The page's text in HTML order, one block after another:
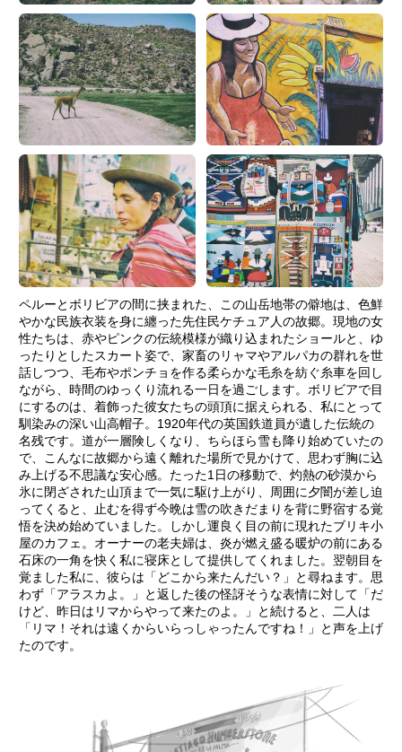
ペルーとボリビアの間に挟まれた、この山岳地帯の僻地は、色鮮
やかな民族衣装を身に纏った先住民ケチュア人の故郷。現地の女
性たちは、赤やピンクの伝統模様が織り込まれたショールと、ゆ
ったりとしたスカート姿で、家畜のリャマやアルパカの群れを世
話しつつ、毛布やポンチョを作る柔らかな毛糸を紡ぐ糸車を回し
ながら、時間のゆっくり流れる一日を過ごします。ボリビアで目
にするのは、着飾った彼女たちの頭頂に据えられる、私にとって
馴染みの深い山高帽子。1920年代の英国鉄道員が遺した伝統の
名残です。道が一層険しくなり、ちらほら雪も降り始めていたの
で、こんなに故郷から遠く離れた場所で見かけて、思わず胸に込
み上げる不思議な安心感。たった1日の移動で、灼熱の砂漠から
氷に閉ざされた山頂まで一気に駆け上がり、周囲に夕闇が差し迫
ってくると、止むを得ず今晩は雪の吹きだまりを背に野宿する覚
悟を決め始めていました。しかし運良く目の前に現れたブリキ小
屋のカフェ。オーナーの老夫婦は、炎が燃え盛る暖炉の前にある
石床の一角を快く私に寝床として提供してくれました。翌朝目を
覚ました私に、彼らは「どこから来たんだい？」と尋ねます。思
わず「アラスカよ。」と返した後の怪訝そうな表情に対して「だ
けど、昨日はリマからやって来たのよ。」と続けると、二人は
「リマ！それは遠くからいらっしゃったんですね！」と声を上げ
たのです。